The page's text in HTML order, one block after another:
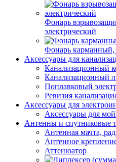
Фонарь
электрический
Фонарь карманный,
Аксессуары для
Канализационный
Канализационный
Поплавковый
Ревизия
Аксессуары для
Аксессуары для
Антенны и спутниковые
Антенная мачта,
Антенное
Аттенюатор